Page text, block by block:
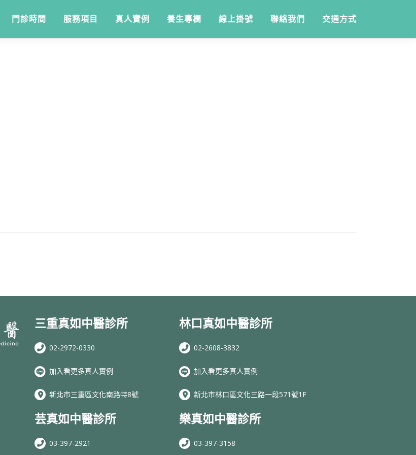
門診時間 服務項目 真人實例 養生專欄 線上掛號 聯絡我們 交通方式
三重真如中醫診所
02-2972-0330
加入看更多真人實例
新北市三重區文化南路特8號
芸真如中醫診所
03-397-2921
林口真如中醫診所
02-2608-3832
加入看更多真人實例
新北市林口區文化三路一段571號1F
樂真如中醫診所
03-397-3158